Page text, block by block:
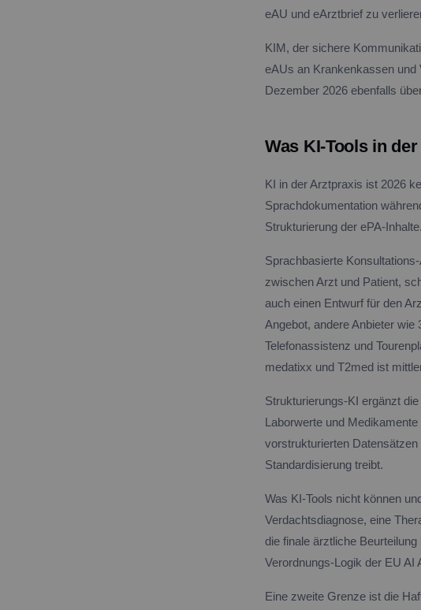
eAU und eArztbrief zu
KIM, der sichere
eAUs an Krankenkassen und
Dezember 2026 ebenfalls
Was KI-Tools in
KI in der Arztpraxis ist 2026
Sprachdokumentation
Strukturierung der ePA-Inhalte.
Sprachbasierte
zwischen Arzt und Patient,
auch einen Entwurf für den
Angebot, andere Anbieter
Telefonassistenz und
medatixx und T2med ist
Strukturierungs-KI ergänzt
Laborwerte und
vorstrukturierten
Standardisierung treibt.
Was KI-Tools nicht können
Verdachtsdiagnose, eine
die finale ärztliche
Verordnungs-Logik der EU AI
Eine zweite Grenze ist die